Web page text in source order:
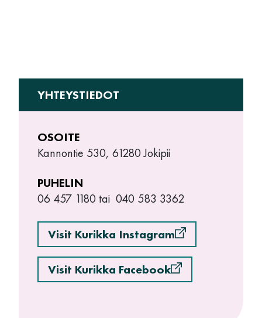
YHTEYSTIEDOT
OSOITE
Kannontie 530, 61280 Jokipii
PUHELIN
06 457 1180 tai 040 583 3362
Visit Kurikka Instagram
Visit Kurikka Facebook